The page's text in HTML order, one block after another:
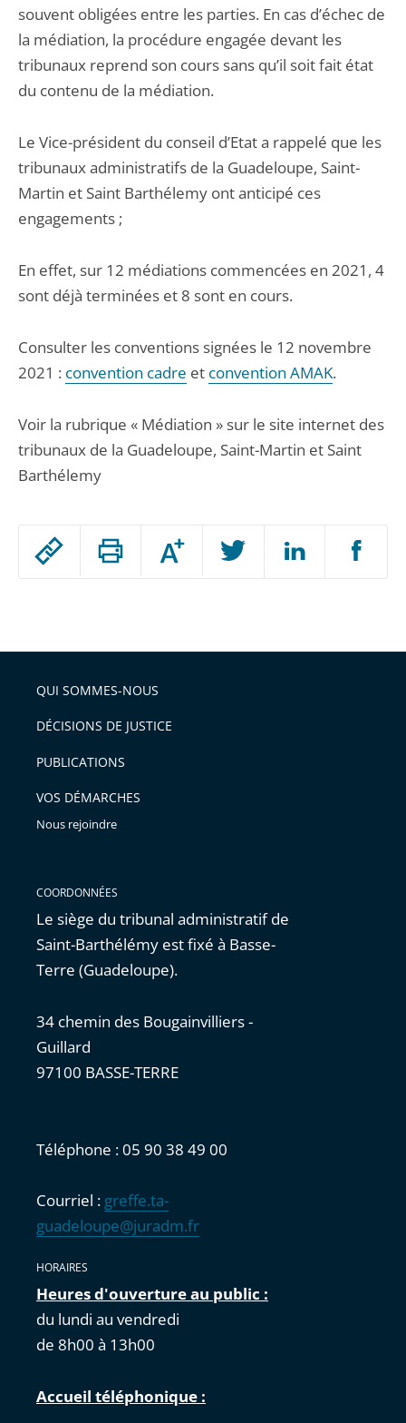
Passer
arriver
après
Augmenter
ou
l'article
pour
avant
souvent obligées entre les parties. En cas d’échec de
la médiation, la procédure engagée devant les
tribunaux reprend son cours sans qu’il soit fait état
du contenu de la médiation.
Le Vice-président du conseil d’Etat a rappelé que les
tribunaux administratifs de la Guadeloupe, Saint-
Martin et Saint Barthélemy ont anticipé ces
engagements ;
En effet, sur 12 médiations commencées en 2021, 4
sont déjà terminées et 8 sont en cours.
Consulter les conventions signées le 12 novembre
2021 : convention cadre et convention AMAK.
Voir la rubrique « Médiation » sur le site internet des
tribunaux de la Guadeloupe, Saint-Martin et Saint
Barthélemy
QUI SOMMES-NOUS
DÉCISIONS DE JUSTICE
PUBLICATIONS
VOS DÉMARCHES
Nous rejoindre
COORDONNÉES
Le siège du tribunal administratif de
Saint-Barthélémy est fixé à Basse-
Terre (Guadeloupe).
34 chemin des Bougainvilliers -
Guillard
97100 BASSE-TERRE
Téléphone : 05 90 38 49 00
Courriel : greffe.ta-
guadeloupe@juradm.fr
HORAIRES
Heures d'ouverture au public :
du lundi au vendredi
de 8h00 à 13h00
Accueil téléphonique :